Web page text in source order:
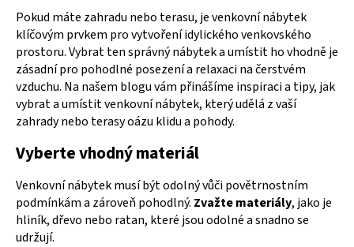
Pokud máte zahradu nebo terasu, je venkovní nábytek
klíčovým prvkem pro vytvoření idylického venkovského
prostoru. Vybrat ten správný nábytek a umístit ho vhodně je
zásadní pro pohodlné posezení a relaxaci na čerstvém
vzduchu. Na našem blogu vám přinášíme inspiraci a tipy, jak
vybrat a umístit venkovní nábytek, který udělá z vaší
zahrady nebo terasy oázu klidu a pohody.
Vyberte vhodný materiál
Venkovní nábytek musí být odolný vůči povětrnostním
podmínkám a zároveň pohodlný. Zvažte materiály, jako je
hliník, dřevo nebo ratan, které jsou odolné a snadno se
udržují.